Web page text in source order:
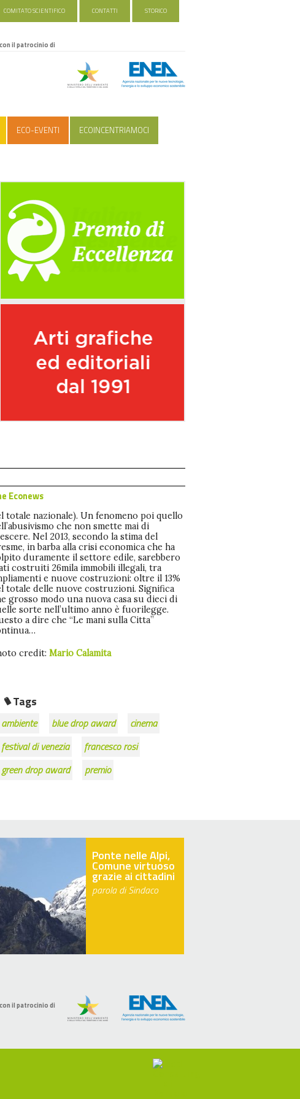
COMITATO SCIENTIFICO CONTATTI STORICO
con il patrocinio di
ECO-EVENTI ECOINCENTRIAMOCI
Econews
totale nazionale). Un fenomeno poi quello
che non smette mai di
Nel 2013, secondo la stima del
in barba alla crisi economica che ha
duramente il settore edile, sarebbero
costruiti 26mila immobili illegali, tra
e nuove costruzioni: oltre il 13%
credit:Mario Calamita
Tags
ambiente blue drop award
cinema
festival di venezia
francesco rosi
green drop award
premio
Ponte nelle Alpi,
Comune virtuoso
grazie ai cittadini
parola di Sindaco
con il patrocinio di